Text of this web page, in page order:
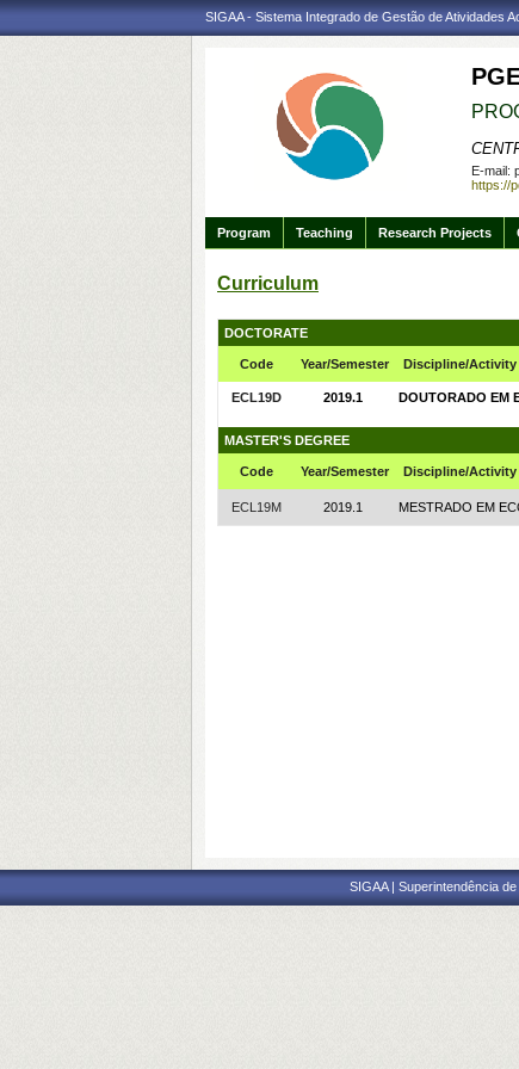
SIGAA - Sistema Integrado de Gestão de Atividades
E-mail:
https://
Program Teaching Research Projects
Curriculum
DOCTORATE
Code Year/Semester Discipline/Activity
ECL19D 2019.1 DOUTORADO EM
MASTER'S DEGREE
Code Year/Semester Discipline/Activity
ECL19M 2019.1 MESTRADO EM
SIGAA | Superintendência